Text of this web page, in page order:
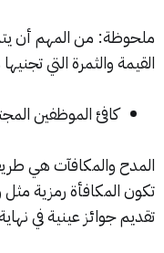
ملحوظة: من المهم أن
القيمة والثمرة التي
كافئ الموظفين
المدح والمكافآت هي
تكون المكافأة رمزية
تقديم جوائز عينية في